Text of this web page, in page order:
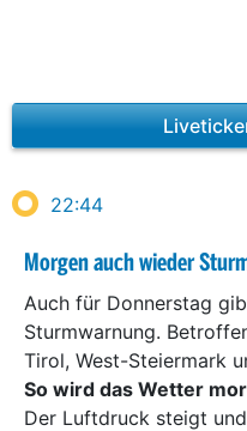
22:44
Morgen auch wieder
Auch für Donnerstag
Sturmwarnung.
Tirol, West-Steiermark
So wird das Wetter
Der Luftdruck steigt